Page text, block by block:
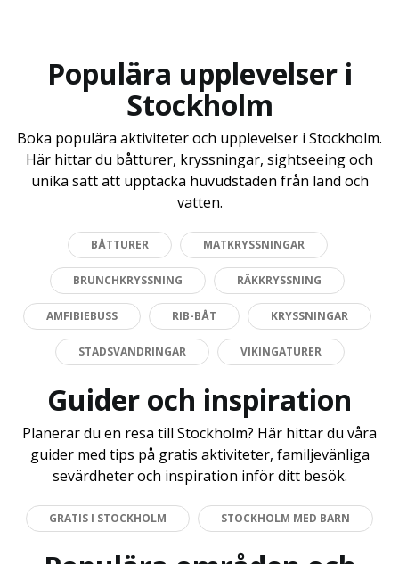
Populära upplevelser i
Stockholm
Boka populära aktiviteter och upplevelser i Stockholm.
Här hittar du båtturer, kryssningar, sightseeing och
unika sätt att upptäcka huvudstaden från land och
vatten.
BÅTTURER MATKRYSSNINGAR
BRUNCHKRYSSNING RÄKKRYSSNING
AMFIBIEBUSS RIB-BÅT KRYSSNINGAR
STADSVANDRINGAR VIKINGATURER
Guider och inspiration
Planerar du en resa till Stockholm? Här hittar du våra
guider med tips på gratis aktiviteter, familjevänliga
sevärdheter och inspiration inför ditt besök.
GRATIS I STOCKHOLM STOCKHOLM MED BARN